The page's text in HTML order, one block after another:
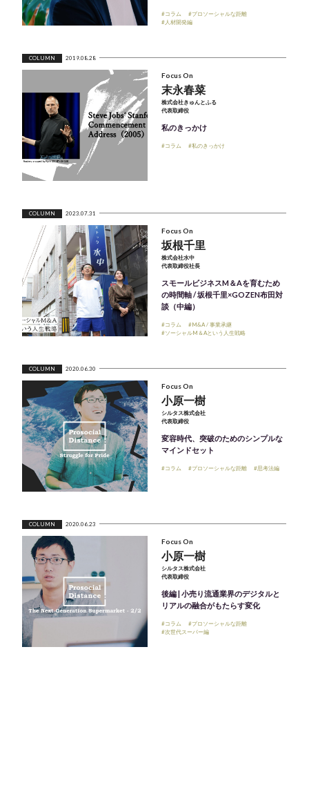
#コラム
#プロソーシャルな距離
#人材開発編
COLUMN 2019.08.28
Focus On
末永春菜
株式会社きゅんとふる
代表取締役
私のきっかけ
#コラム #私のきっかけ
COLUMN 2023.07.31
Focus On
坂根千里
株式会社水中
代表取締役社長
スモールビジネスM＆Aを育むため
の時間軸 / 坂根千里×GOZEN布田対
談（中編）
#コラム
#M&A / 事業承継
#ソーシャルM＆Aという人生戦略
COLUMN 2020.06.30
Focus On
小原一樹
シルタス株式会社
代表取締役
変容時代、突破のためのシンプルな
マインドセット
#コラム #プロソーシャルな距離 #思考法編
COLUMN 2020.06.23
Focus On
小原一樹
シルタス株式会社
代表取締役
後編 | 小売り流通業界のデジタルと
リアルの融合がもたらす変化
#コラム
#プロソーシャルな距離
#次世代スーパー編